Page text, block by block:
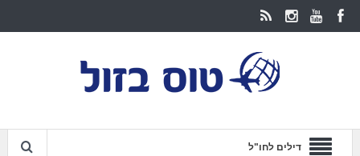
דילים לחו"ל